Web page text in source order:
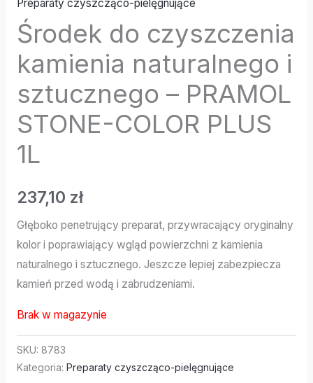
Preparaty czyszcząco-pielęgnujące
Środek do czyszczenia
kamienia naturalnego i
sztucznego – PRAMOL
STONE-COLOR PLUS
1L
237,10 zł
Głęboko penetrujący preparat, przywracający oryginalny
kolor i poprawiający wgląd powierzchni z kamienia
naturalnego i sztucznego. Jeszcze lepiej zabezpiecza
kamień przed wodą i zabrudzeniami.
Brak w magazynie
SKU: 8783
Kategoria: Preparaty czyszcząco-pielęgnujące